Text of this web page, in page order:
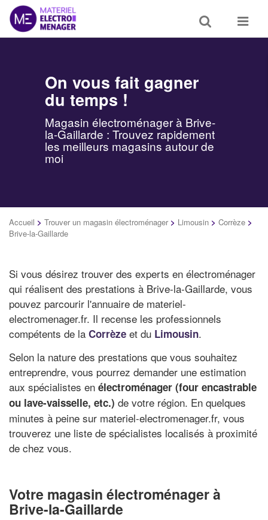
Toggle
search
Toggle
On vous fait gagner
du temps !
Magasin électroménager à Brive-
la-Gaillarde : Trouvez rapidement
les meilleurs magasins autour de
moi
Accueil > Trouver un magasin électroménager > Limousin > Corrèze >
Brive-la-Gaillarde
Si vous désirez trouver des experts en électroménager
qui réalisent des prestations à Brive-la-Gaillarde, vous
pouvez parcourir l'annuaire de materiel-
electromenager.fr. Il recense les professionnels
compétents de la Corrèze et du Limousin.
Selon la nature des prestations que vous souhaitez
entreprendre, vous pourrez demander une estimation
aux spécialistes en électroménager (four encastrable
ou lave-vaisselle, etc.) de votre région. En quelques
minutes à peine sur materiel-electromenager.fr, vous
trouverez une liste de spécialistes localisés à proximité
de chez vous.
Votre magasin électroménager à
Brive-la-Gaillarde